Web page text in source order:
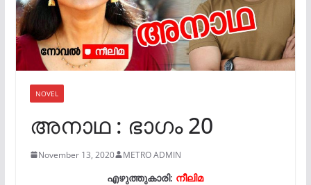
NOVEL
അനാഥ : ഭാഗം 20
November 13, 2020 METRO ADMIN
എഴുത്തുകാരി: നീലിമ